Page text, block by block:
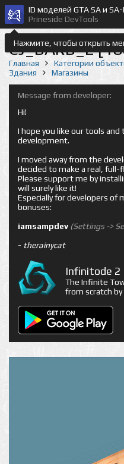
Нажмите, чтобы открыть
ID моделей GTA SA и SA-
Prineside DevTools
CJ_BARB_2
Главная Категории
Здания
Магазины
Message from developer:
Hi!
I hope you like our tools and
development.
I moved away from the
decided to make a real, full-
Please support me by
will surely like it!
Especially for developers of
bonuses:
iamsampdev (Settings ->
- therainycat
Infinitode 2
The Infinite
from scratch by